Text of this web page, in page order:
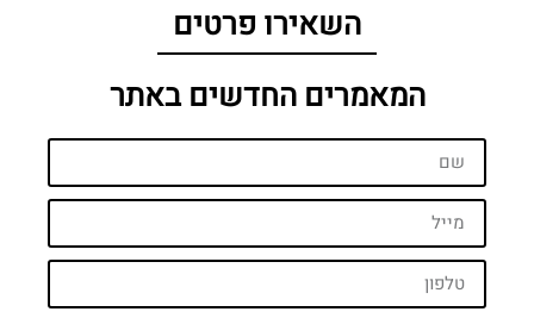
השאירו פרטים
המאמרים החדשים באתר